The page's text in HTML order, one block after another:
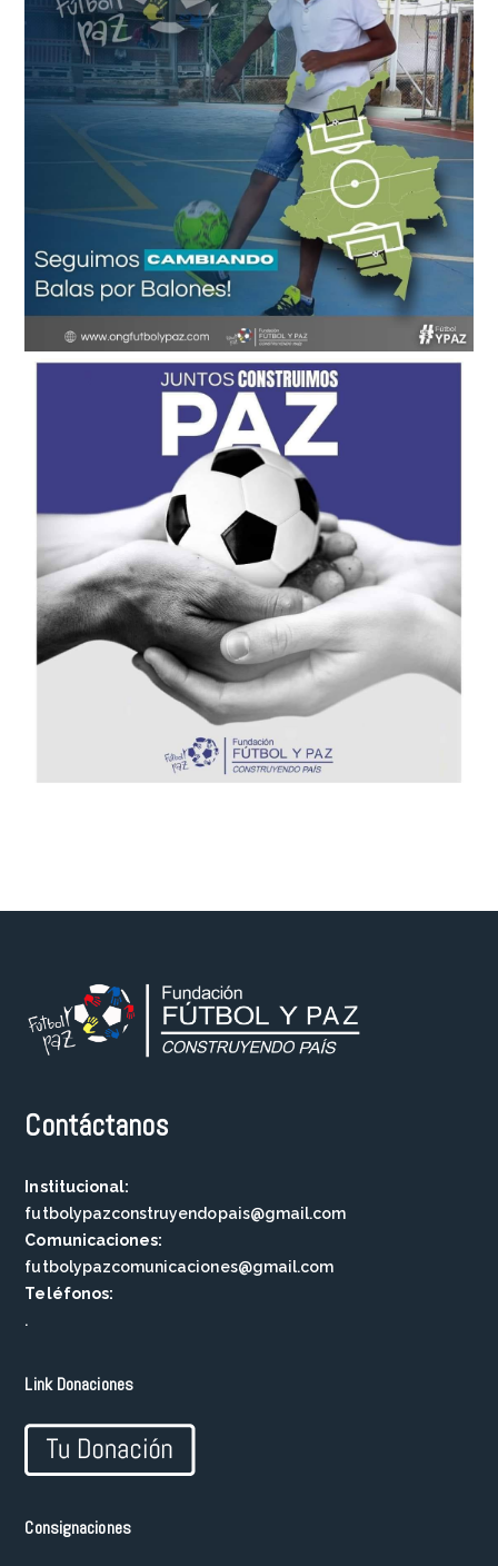
Contáctanos
Institucional:
futbolypazconstruyendopais@gmail.com
Comunicaciones:
futbolypazcomunicaciones@gmail.com
Teléfonos:
.
Link Donaciones
Consignaciones